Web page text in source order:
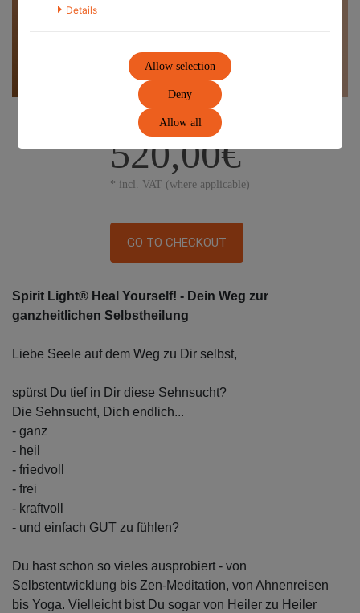
520,00€
* incl. VAT (where applicable)
GO TO CHECKOUT
Spirit Light® Heal Yourself! - Dein Weg zur
ganzheitlichen Selbstheilung
Liebe Seele auf dem Weg zu Dir selbst,
spürst Du tief in Dir diese Sehnsucht?
Die Sehnsucht, Dich endlich...
- ganz
- heil
- friedvoll
- frei
- kraftvoll
- und einfach GUT zu fühlen?
Du hast schon so vieles ausprobiert - von
Selbstentwicklung bis Zen-Meditation, von Ahnenreisen
bis Yoga. Vielleicht bist Du sogar von Heiler zu Heiler
Details
Allow selection
Deny
Allow all